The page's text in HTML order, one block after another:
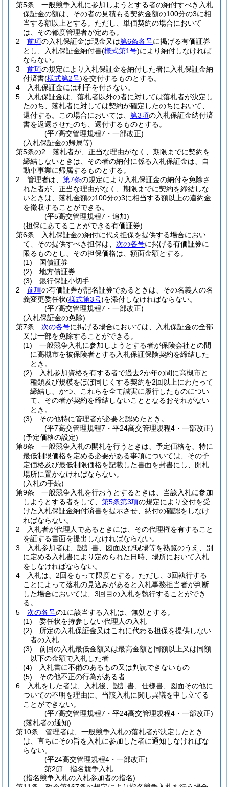
第5条
一般競争入札に参加しようとする者の納付すべき入札
保証金の額は、その者の見積もる契約金額の100分の3に相
当する額以上とする。 ただし、単価契約の場合において
は、その都度管理者が定める。
2
前項の入札保証金は現金又は第6条各号に掲げる有価証券
とし、入札保証金納付書(様式第1号)により納付しなければ
ならない。
3
前項の規定により入札保証金を納付した者に入札保証金納
付済書(様式第2号)を交付するものとする。
4
入札保証金には利子を付さない。
5
入札保証金は、落札者以外の者に対しては落札者が決定し
たのち、落札者に対しては契約が確定したのちにおいて、
還付する。
この場合においては、 第3項の入札保証金納付済
書を返還させたのち、還付するものとする。
(平7高交管理規程7・一部改正)
(入札保証金の帰属等)
第5条の2
落札者が、正当な理由がなく、期限までに契約を
締結しないときは、その者の納付に係る入札保証金は、自
動車事業に帰属するものとする。
2
管理者は、 第7条の規定により入札保証金の納付を免除さ
れた者が、正当な理由がなく、期限までに契約を締結しな
いときは、落札金額の100分の3に相当する額以上の違約金
を徴収することができる。
(平5高交管理規程7・追加)
(担保にあてることができる有価証券)
第6条
入札保証金の納付に代え担保を提供する場合におい
て、その提供すべき担保は、 次の各号に掲げる有価証券に
限るものとし、その担保価格は、額面金額とする。
(1)
国債証券
(2)
地方債証券
(3)
銀行保証小切手
2
前項の有価証券が記名証券であるときは、その名義人の名
義変更委任状(様式第3号)を添付しなければならない。
(平7高交管理規程7・一部改正)
(入札保証金の免除)
第7条
次の各号に掲げる場合においては、入札保証金の全部
又は一部を免除することができる。
(1)
一般競争入札に参加しようとする者が保険会社との間
に高槻市を被保険者とする入札保証保険契約を締結した
とき。
(2)
入札参加資格を有する者で過去2か年の間に高槻市と
種類及び規模をほぼ同じくする契約を2回以上にわたって
締結し、かつ、これらを全て誠実に履行したものについ
て、その者が契約を締結しないこととなるおそれがない
とき。
(3)
その他特に管理者が必要と認めたとき。
(平7高交管理規程7・平24高交管理規程4・一部改正)
(予定価格の設定)
第8条
一般競争入札の開札を行うときは、予定価格を、特に
最低制限価格を定める必要がある事項については、その予
定価格及び最低制限価格を記載した書面を封書にし、開札
場所に置かなければならない。
(入札の手続)
第9条
一般競争入札を行おうとするときは、当該入札に参加
しようとする者をして、 第5条第3項の規定により交付を受
けた入札保証金納付済書を提示させ、納付の確認をしなけ
ればならない。
2
入札者が代理人であるときには、その代理権を有すること
を証する書面を提出しなければならない。
3
入札参加者は、設計書、図面及び現場等を熟覧のうえ、別
に定める入札書により定められた日時、場所において入札
をしなければならない。
4
入札は、2回をもって限度とする。 ただし、3回執行する
ことによって落札の見込みがあると入札事務担当者が判断
した場合においては、3回目の入札を執行することができ
る。
5
次の各号の1に該当する入札は、無効とする。
(1)
委任状を持参しない代理人の入札
(2)
所定の入札保証金又はこれに代わる担保を提供しない
者の入札
(3)
前回の入札最低金額又は最高金額と同額以上又は同額
以下の金額で入札した者
(4)
入札書に不備のあるもの又は判読できないもの
(5)
その他不正の行為がある者
6
入札をした者は、入札後、設計書、仕様書、図面その他に
ついての不明を理由に、当該入札に関し異議を申し立てる
ことができない。
(平7高交管理規程7・平24高交管理規程4・一部改正)
(落札者の通知)
第10条
管理者は、一般競争入札の落札者が決定したとき
は、直ちにその旨を入札に参加した者に通知しなければな
らない。
(平24高交管理規程4・一部改正)
第2節
指名競争入札
(指名競争入札の入札参加者の指名)